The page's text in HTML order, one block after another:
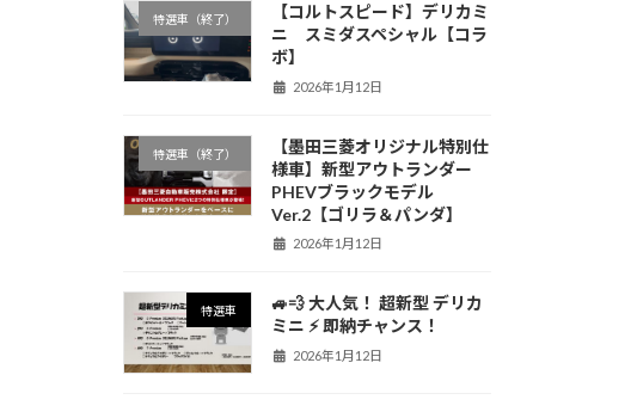
特選車（終了）
【コルトスピード】デリカミ
ニ スミダスペシャル【コラ
ボ】
2026年1月12日
特選車（終了）
【墨田三菱オリジナル特別仕
様車】新型アウトランダー
PHEVブラックモデル
Ver.2【ゴリラ＆パンダ】
2026年1月12日
特選車
🚙💨 大人気！ 超新型 デリカ
ミニ ⚡️ 即納チャンス！
2026年1月12日